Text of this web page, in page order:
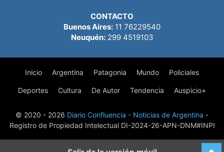
CONTACTO
Buenos Aires: 11 76229540
Neuquén:299 4519103
Inicio Argentina Patagonia Mundo Policiales
Deportes Cultura De Autor Tendencia Auspicio+
© 2020 - 2026 Diario Confluencia - Noticias de Argentina -
Registro de Propiedad Intelectual DI-2024-26-APN-DNM#INPI